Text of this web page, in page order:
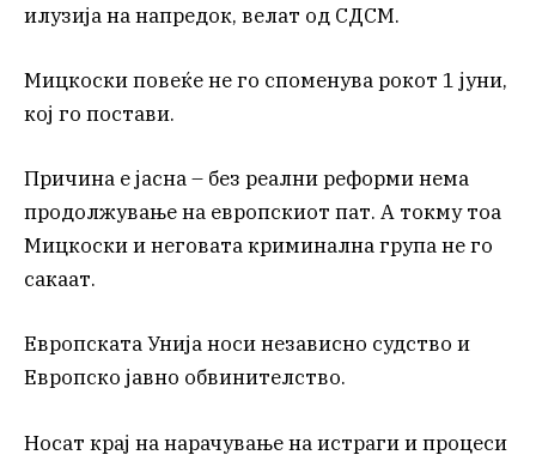
илузија на напредок, велат од СДСМ.
Мицкоски повеќе не го споменува рокот 1 јуни,
кој го постави.
Причина е јасна – без реални реформи нема
продолжување на европскиот пат. А токму тоа
Мицкоски и неговата криминална група не го
сакаат.
Европската Унија носи независно судство и
Европско јавно обвинителство.
Носат крај на нарачување на истраги и процеси